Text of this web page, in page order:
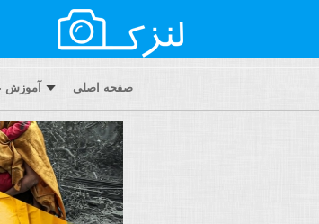
صفحه اصلی آموزش